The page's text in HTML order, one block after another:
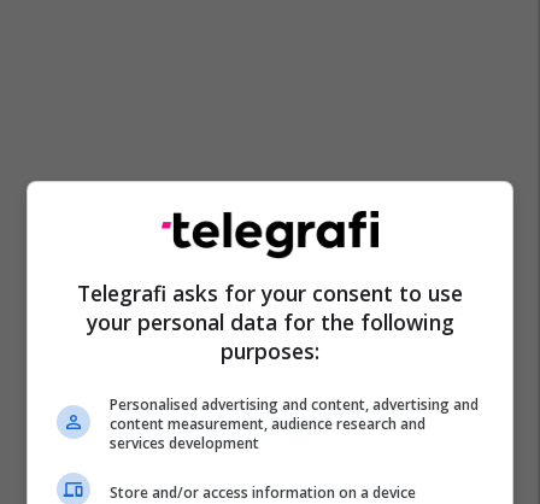
Telegrafi asks for your consent to use
your personal data for the following
purposes:
Personalised advertising and content, advertising and
content measurement, audience research and
services development
Store and/or access information on a device